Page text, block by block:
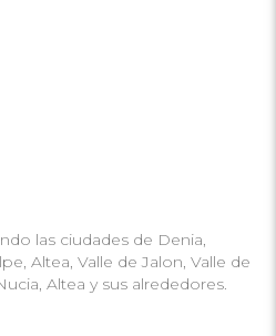
las ciudades de Denia,
Altea, Valle de Jalon, Valle de
Altea y sus alrededores.